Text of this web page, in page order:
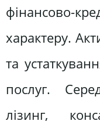
фінансово-
характеру.
та
послуг.
лізинг,